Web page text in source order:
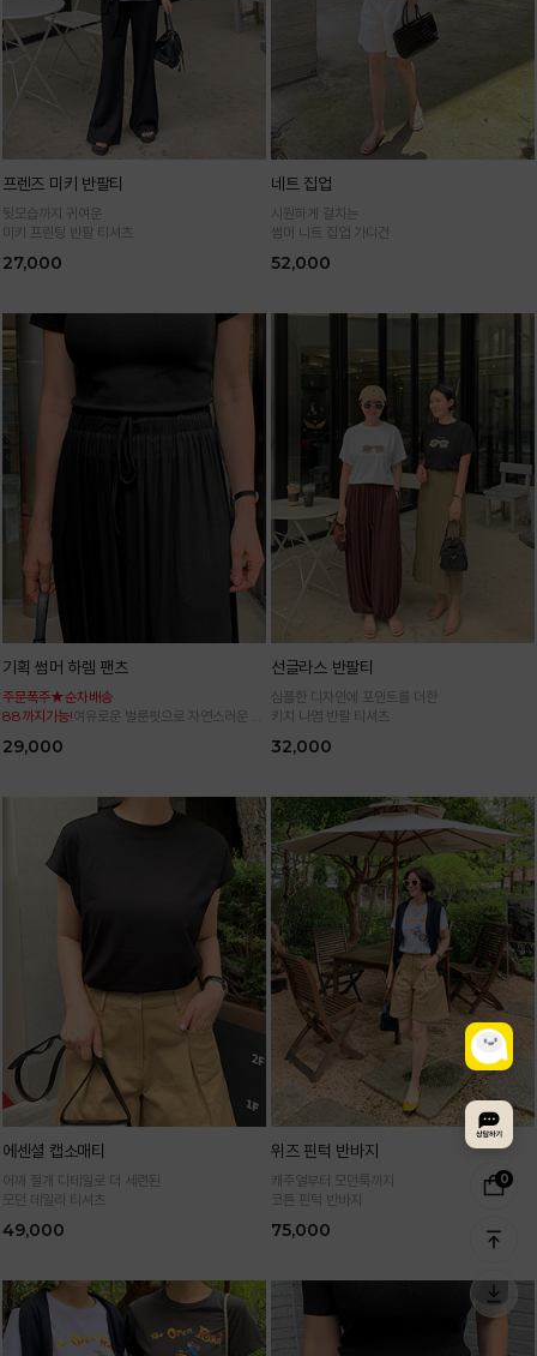
0
프렌즈 미키 반팔티
뒷모습까지 귀여운
미키 프린팅 반팔 티셔츠
27,000
네트 집업
시원하게 걸치는
썸머 니트 집업 가디건
52,000
기획 썸머 하렘 팬츠
주문폭주★순차배송
88까지가능!여유로운 벌룬핏으로 자연스러운 체
29,000
선글라스 반팔티
심플한 디자인에 포인트를 더한
키치 나염 반팔 티셔츠
32,000
에센셜 캡소매티
어깨 절개 디테일로 더 세련된
모던 데일리 티셔츠
49,000
위즈 핀턱 반바지
캐주얼부터 모던룩까지
코튼 핀턱 반바지
75,000